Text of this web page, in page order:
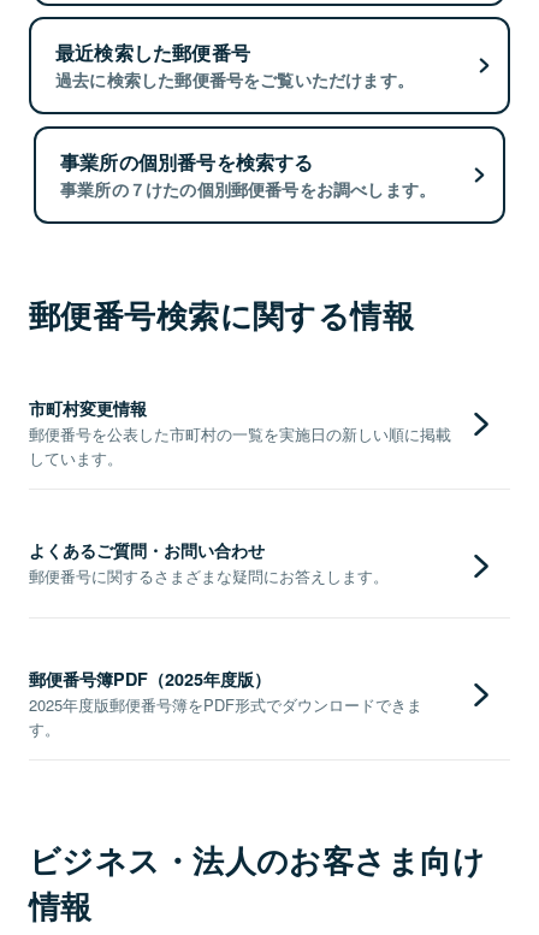
最近検索した郵便番号
過去に検索した郵便番号をご覧いただけます。
事業所の個別番号を検索する
事業所の７けたの個別郵便番号をお調べします。
郵便番号検索に関する情報
市町村変更情報
郵便番号を公表した市町村の一覧を実施日の新しい順に掲載
しています。
よくあるご質問・お問い合わせ
郵便番号に関するさまざまな疑問にお答えします。
郵便番号簿PDF（2025年度版）
2025年度版郵便番号簿をPDF形式でダウンロードできま
す。
ビジネス・法人のお客さま向け
情報